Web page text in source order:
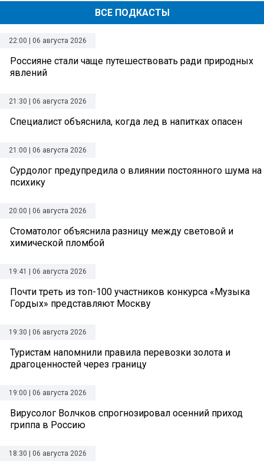
ВСЕ ПОДКАСТЫ
22:00 | 06 августа 2026
Россияне стали чаще путешествовать ради природных
явлений
21:30 | 06 августа 2026
Специалист объяснила, когда лед в напитках опасен
21:00 | 06 августа 2026
Сурдолог предупредила о влиянии постоянного шума на
психику
20:00 | 06 августа 2026
Стоматолог объяснила разницу между световой и
химической пломбой
19:41 | 06 августа 2026
Почти треть из топ-100 участников конкурса «Музыка
Гордых» представляют Москву
19:30 | 06 августа 2026
Туристам напомнили правила перевозки золота и
драгоценностей через границу
19:00 | 06 августа 2026
Вирусолог Волчков спрогнозировал осенний приход
гриппа в Россию
18:30 | 06 августа 2026